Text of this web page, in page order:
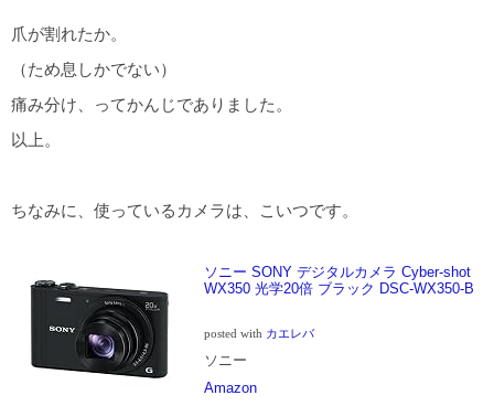
爪が割れたか。
（ため息しかでない）
痛み分け、ってかんじでありました。
以上。
ちなみに、使っているカメラは、こいつです。
ソニー SONY デジタルカメラ Cyber-shot
WX350 光学20倍 ブラック DSC-WX350-B
posted with カエレバ
ソニー
Amazon